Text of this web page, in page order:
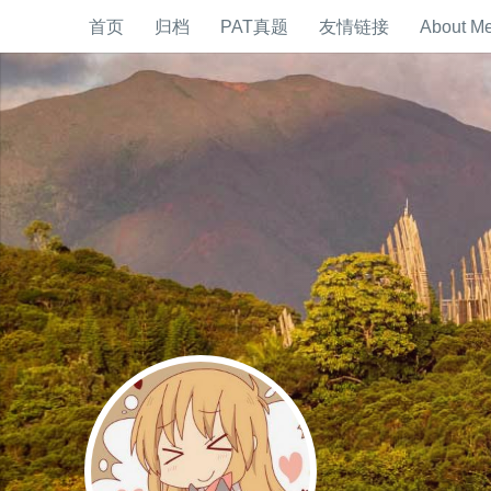
首页 归档 PAT真题 友情链接 About